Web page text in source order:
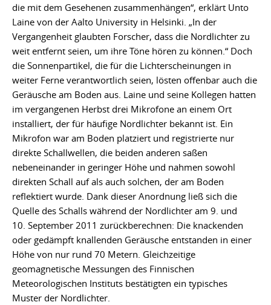
die mit dem Gesehenen zusammenhängen“, erklärt Unto
Laine von der Aalto University in Helsinki. „In der
Vergangenheit glaubten Forscher, dass die Nordlichter zu
weit entfernt seien, um ihre Töne hören zu können.“ Doch
die Sonnenpartikel, die für die Lichterscheinungen in
weiter Ferne verantwortlich seien, lösten offenbar auch die
Geräusche am Boden aus. Laine und seine Kollegen hatten
im vergangenen Herbst drei Mikrofone an einem Ort
installiert, der für häufige Nordlichter bekannt ist. Ein
Mikrofon war am Boden platziert und registrierte nur
direkte Schallwellen, die beiden anderen saßen
nebeneinander in geringer Höhe und nahmen sowohl
direkten Schall auf als auch solchen, der am Boden
reflektiert wurde. Dank dieser Anordnung ließ sich die
Quelle des Schalls während der Nordlichter am 9. und
10. September 2011 zurückberechnen: Die knackenden
oder gedämpft knallenden Geräusche entstanden in einer
Höhe von nur rund 70 Metern. Gleichzeitige
geomagnetische Messungen des Finnischen
Meteorologischen Instituts bestätigten ein typisches
Muster der Nordlichter.